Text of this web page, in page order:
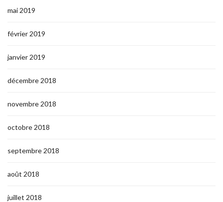
mai 2019
février 2019
janvier 2019
décembre 2018
novembre 2018
octobre 2018
septembre 2018
août 2018
juillet 2018